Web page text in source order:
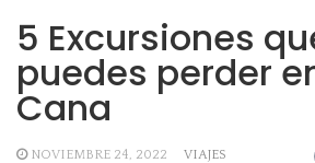
5 Excursiones
puedes perder
Cana
NOVIEMBRE 24, 2022 VIAJES